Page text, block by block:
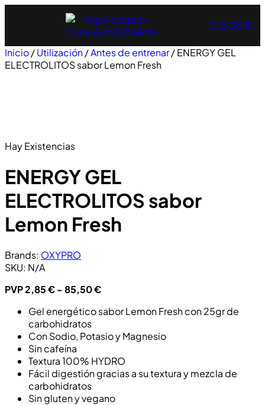
0 0,00€
Inicio/Utilización/Antes de entrenar/ ENERGY GEL
ELECTROLITOS sabor Lemon Fresh
Hay Existencias
ENERGY GEL
ELECTROLITOS sabor
Lemon Fresh
Brands: OXYPRO
SKU: N/A
PVP2,85€-85,50€
Gel energético sabor Lemon Fresh con 25gr de
carbohidratos
Con Sodio, Potasio y Magnesio
Sin cafeína
Textura 100% HYDRO
Fácil digestión gracias a su textura y mezcla de
carbohidratos
Sin gluten y vegano